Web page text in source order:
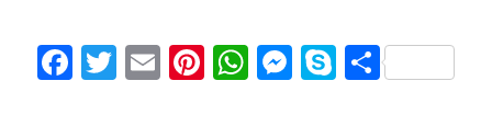
Facebook
Twitter
EmailPinterest
WhatsApp
Messenger
Skype
Delen